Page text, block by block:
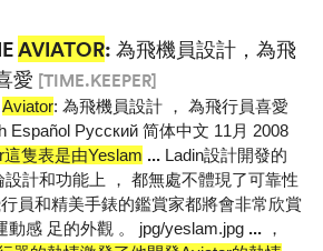
AVIATOR: 為飛機員設計，為飛
愛 [TIME.KEEPER]
Aviator: 為飛機員設計 ， 為飛行員喜愛
Español Pусский 简体中文 11月 2008
這隻表是由Yeslam ... Ladin設計開發的
設計和功能上 ， 都無處不體現了可靠性
員和精美手錶的鑑賞家都將會非常欣賞
動感 足的外觀 。 jpg/yeslam.jpg ... ，